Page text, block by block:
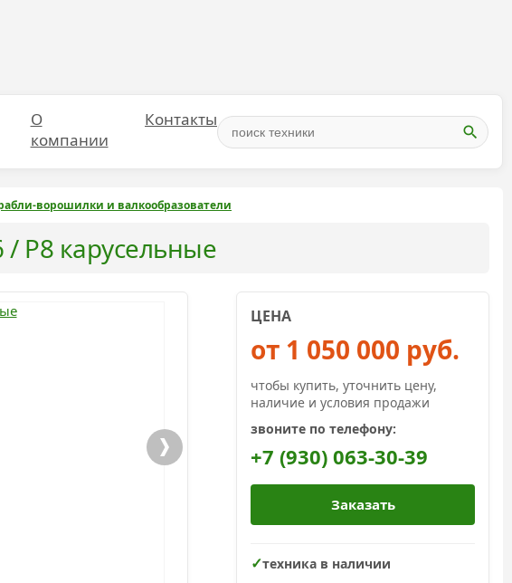
О
компании
Контакты
ворошилки и валкообразователи
/ P8 карусельные
ЦЕНА
от 1 050 000 руб.
чтобы купить, уточнить цену,
наличие и условия продажи
звоните по телефону:
+7 (930) 063-30-39
Заказать
техника в наличии